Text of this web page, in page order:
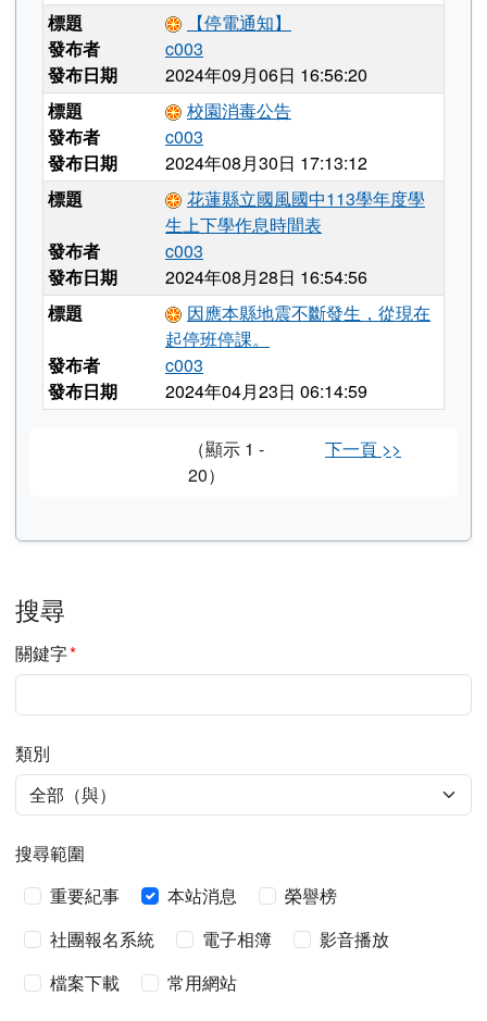
標題
【停電通知】
發布者
c003
發布日期
2024年09月06日 16:56:20
標題
校園消毒公告
發布者
c003
發布日期
2024年08月30日 17:13:12
標題
花蓮縣立國風國中113學年度學
生上下學作息時間表
發布者
c003
發布日期
2024年08月28日 16:54:56
標題
因應本縣地震不斷發生，從現在
起停班停課。
發布者
c003
發布日期
2024年04月23日 06:14:59
（顯示 1 -
20）
下一頁 >>
搜尋
關鍵字*必填
類別
搜尋範圍
搜尋範圍
重要紀事 本站消息
榮譽榜
社團報名系統
電子相簿
影音播放
檔案下載
常用網站